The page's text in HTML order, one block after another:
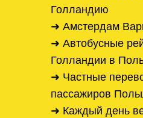
Голландию
➜ Амстердам
➜ Автобусные
Голландии в
➜ Частные
пассажиров
➜ Каждый день